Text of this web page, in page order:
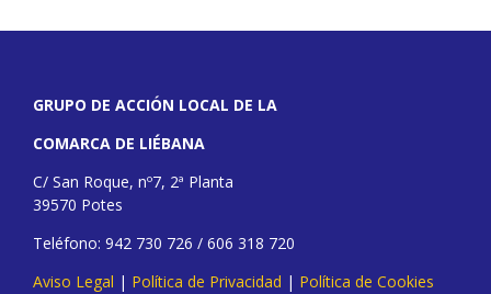
GRUPO DE ACCIÓN LOCAL DE LA
COMARCA DE LIÉBANA
C/ San Roque, nº7, 2ª Planta
39570 Potes
Teléfono: 942 730 726 / 606 318 720
Aviso Legal | Política de Privacidad | Política de Cookies